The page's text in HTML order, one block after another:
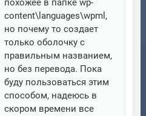
похожее в папке wp-
content\languages\wpml,
но почему то создает
только оболочку с
правильным названием,
но без перевода. Пока
буду пользоваться этим
способом, надеюсь в
скором времени все